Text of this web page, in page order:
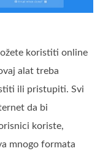
koristiti online
alat treba
ili pristupiti. Svi
da bi
koriste,
mnogo formata